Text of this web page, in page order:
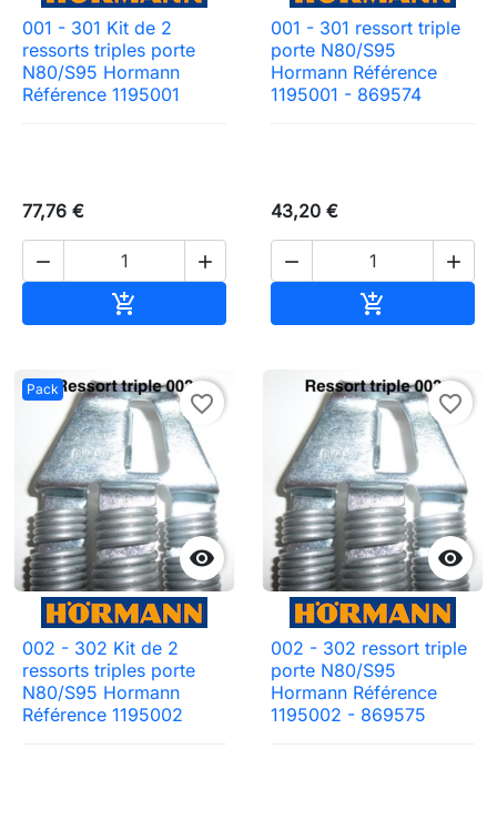
001 - 301 Kit de 2
ressorts triples porte
N80/S95 Hormann
Référence 1195001
77,76 €
 

001 - 301 ressort triple
porte N80/S95
Hormann Référence
1195001 - 869574
43,20 €
 

Pack

favorite_border
002 - 302 Kit de 2
ressorts triples porte
N80/S95 Hormann
Référence 1195002

favorite_border
002 - 302 ressort triple
porte N80/S95
Hormann Référence
1195002 - 869575